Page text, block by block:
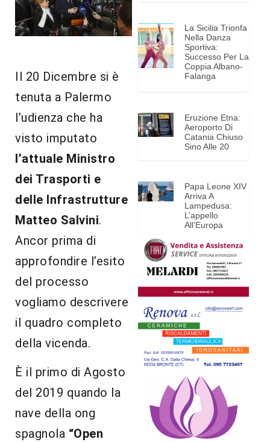
Il 20 Dicembre si è
tenuta a Palermo
l’udienza che ha
visto imputato
l’attuale Ministro
dei Trasporti e
delle Infrastrutture
Matteo Salvini.
Ancor prima di
approfondire l’esito
del processo
vogliamo descrivere
il quadro completo
della vicenda.
È il primo di Agosto
del 2019 quando la
nave della ong
spagnola “Open
La Sicilia Trionfa
Nella Danza
Sportiva:
Successo Per La
Coppia Albano-
Falanga
Eruzione Etna:
Aeroporto Di
Catania Chiuso
Sino Alle 20
Papa Leone XIV
Arriva A
Lampedusa:
L’appello
All’Europa